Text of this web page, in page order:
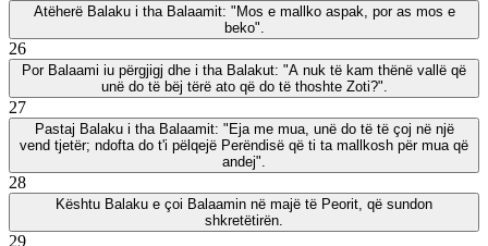
Atëherë Balaku i tha Balaamit: "Mos e mallko aspak, por as mos e
beko".
26
Por Balaami iu përgjigj dhe i tha Balakut: "A nuk të kam thënë vallë që
unë do të bëj tërë ato që do të thoshte Zoti?".
27
Pastaj Balaku i tha Balaamit: "Eja me mua, unë do të të çoj në një
vend tjetër; ndofta do t'i pëlqejë Perëndisë që ti ta mallkosh për mua që
andej".
28
Kështu Balaku e çoi Balaamin në majë të Peorit, që sundon
shkretëtirën.
29